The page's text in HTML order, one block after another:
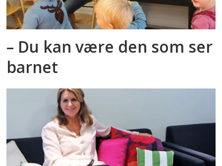
– Du kan være den som ser
barnet